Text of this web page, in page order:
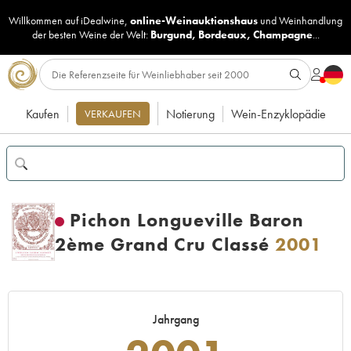
Willkommen auf iDealwine, online-Weinauktionshaus undWeinhandlung
der besten Weine der Welt: Burgund, Bordeaux, Champagne...
Kaufen VERKAUFEN Notierung Wein-Enzyklopädie
Pichon Longueville Baron
2ème Grand Cru Classé 2001
Jahrgang